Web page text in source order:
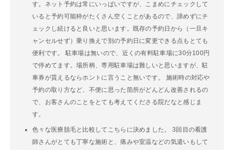
す。ネット予約は常にいっぱいですが、こまめにチェックして
いると予約可能枠がたくさん空くことがあるので、諦めずにチ
ェックし続けると良いと思います。既存の予約日から（一旦キ
ャンセルせず）乗り換えで別の予約日に変更できる点もとても
便利です。 駐車場は無いので、近くの有料駐車場に30分100円
で停めてます。場所柄、専用駐車場は難しいと思いますが、駐
車券が貰えるならホントに言うこと無いです。 施術時の対応や
予約の取り方など、不便に思った箇所がどんどん改善されるの
で、お客さんのことをとても考えてくださる院だなと感じま
す。
色々な医療脱毛と比較してこちらに決めました。 3回目の看護
師さんがとても丁寧な施術と、痛みや室温などの気遣いもして